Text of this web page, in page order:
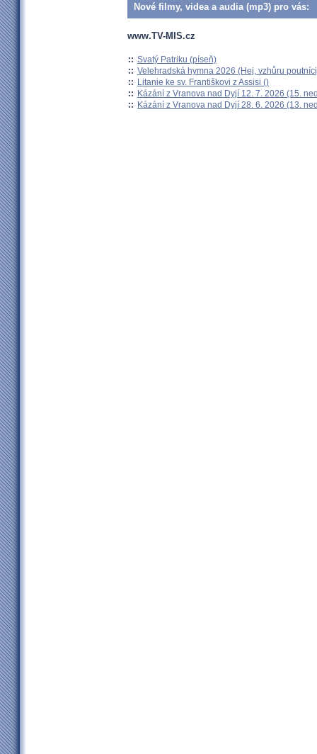
Nové filmy, videa a audia (mp3) pro vás:
www.TV-MIS.cz
:: Svatý Patriku (píseň)
:: Velehradská hymna 2026 (Hej, vzhůru
:: Litanie ke sv. Františkovi z Assisi ()
:: Kázání z Vranova nad Dyjí 12. 7. 2026 (15.
:: Kázání z Vranova nad Dyjí 28. 6. 2026 (13.